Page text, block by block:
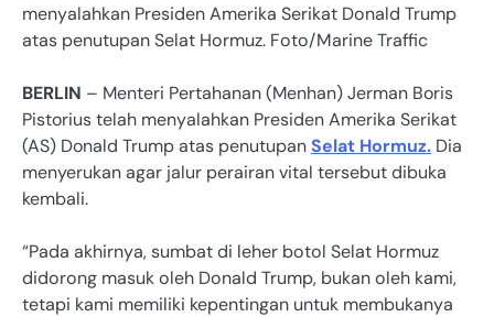
menyalahkan Presiden Amerika Serikat Donald Trump
atas penutupan Selat Hormuz. Foto/Marine Traffic
BERLIN – Menteri Pertahanan (Menhan) Jerman Boris
Pistorius telah menyalahkan Presiden Amerika Serikat
(AS) Donald Trump atas penutupanSelat Hormuz. Dia
menyerukan agar jalur perairan vital tersebut dibuka
kembali.
“Pada akhirnya, sumbat di leher botol Selat Hormuz
didorong masuk oleh Donald Trump, bukan oleh kami,
tetapi kami memiliki kepentingan untuk membukanya